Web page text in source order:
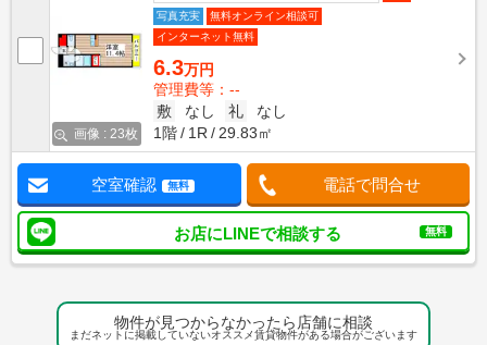
画像 : 23枚
写真充実
無料オンライン相談可
インターネット無料
6.3万円
管理費等：--
敷
なし 礼
なし
1階
1R 29.83㎡
空室確認 無料 電話で問合せ
お店にLINEで相談する 無料
物件が見つからなかったら店舗に相談
まだネットに掲載していないオススメ賃貸物件がある場合がございます